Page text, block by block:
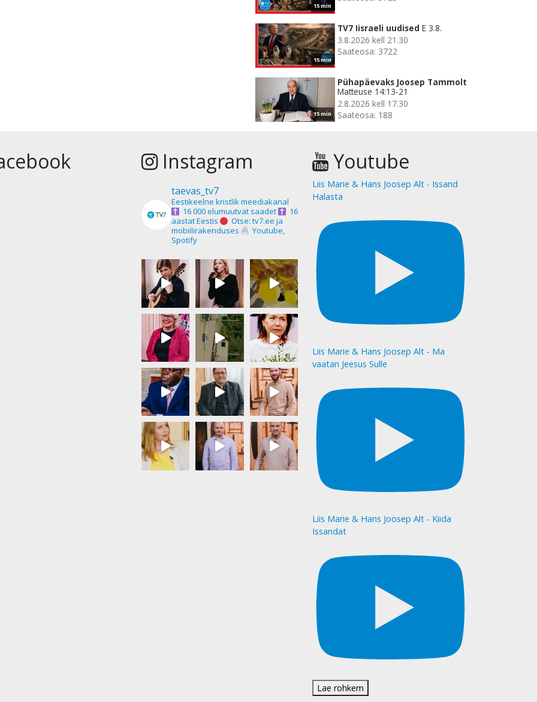
15 min
15 min
TV7 Iisraeli uudised E 3.8.
3.8.2026 kell 21.30
Saateosa: 3722
15 min
Pühapäevaks Joosep Tammolt
Matteuse 14:13-21
2.8.2026 kell 17.30
Saateosa: 188
Instagram
taevas_tv7
Eestikeelne kristlik meediakanal
16 000 elumuutvat saadet
16
aastat Eestis
Otse: tv7.ee ja
mobiilirakenduses
Youtube,
Spotify
Youtube
Liis Marie & Hans Joosep Alt - Issand
Halasta
Liis Marie & Hans Joosep Alt - Ma
vaatan Jeesus Sulle
Liis Marie & Hans Joosep Alt - Kiida
Issandat
Lae rohkem